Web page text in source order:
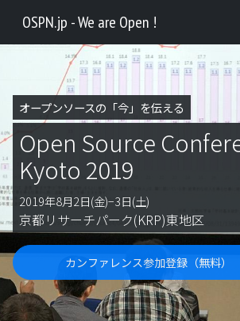
OSPN.jp - We are Open !
オープンソースの「今」を伝える
Open Source
Kyoto 2019
2019年8月2日(金)−3日(土)
京都リサーチパーク(KRP)東地区
カンファレンス参加登録（無料）